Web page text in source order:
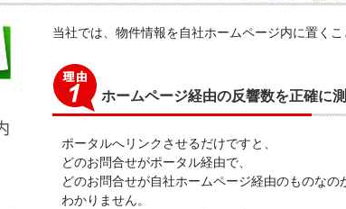
当社では、物件情報を自社ホームページ内に置くこ
ホームページ経由の反響数を正確に
ポータルへリンクさせるだけですと、
どのお問合せがポータル経由で、
どのお問合せが自社ホームページ経由のものなの
わかりません。
サービスのご案内